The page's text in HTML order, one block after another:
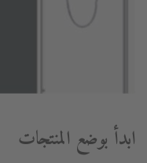
ابدأ بوضع المنتجات